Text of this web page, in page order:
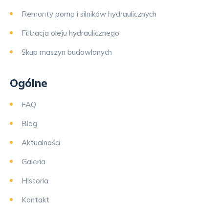
Remonty pomp i silników hydraulicznych
Filtracja oleju hydraulicznego
Skup maszyn budowlanych
Ogólne
FAQ
Blog
Aktualności
Galeria
Historia
Kontakt